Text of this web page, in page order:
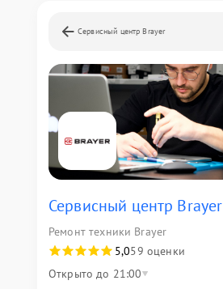
Сервисный центр Brayer
Сервисный центр Brayer
Ремонт техники Brayer
5,059 оценки
Открыто до 21:00